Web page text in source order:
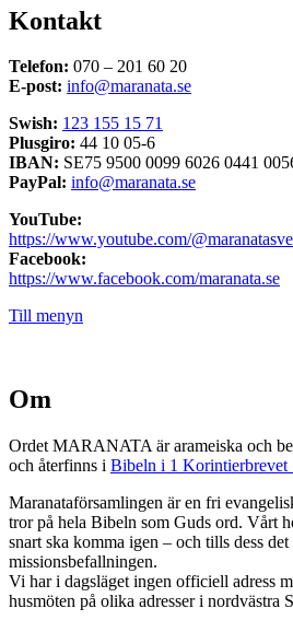
Kontakt
Telefon: 070 – 201 60 20
E-post: info@maranata.se
Swish: 123 155 15 71
Plusgiro: 44 10 05-6
IBAN: SE75 9500 0099 6026 0441
PayPal: info@maranata.se
YouTube:
https://www.youtube.com/
Facebook:
https://www.facebook.com/maranata.se
Till menyn
Om
Ordet MARANATA är arameiska och
och återfinns i Bibeln i 1 Korintierbrevet
Maranataförsamlingen är en fri
tror på hela Bibeln som Guds ord. Vårt
snart ska komma igen – och tills dess
missionsbefallningen.
Vi har i dagsläget ingen officiell adress
husmöten på olika adresser i nordvästra